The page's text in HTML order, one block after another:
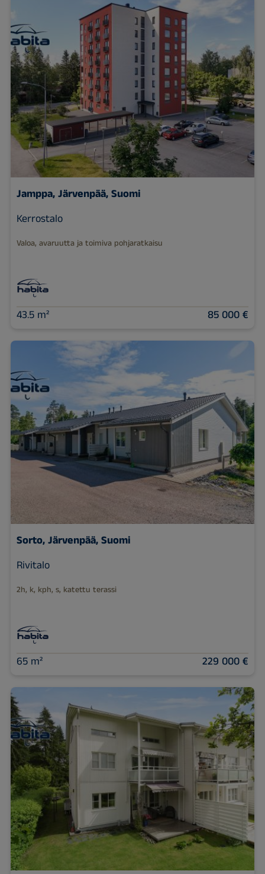
Jamppa, Järvenpää, Suomi
Kerrostalo
Valoa, avaruutta ja toimiva pohjaratkaisu
43.5 m² 85 000 €
Sorto, Järvenpää, Suomi
Rivitalo
2h, k, kph, s, katettu terassi
65 m² 229 000 €